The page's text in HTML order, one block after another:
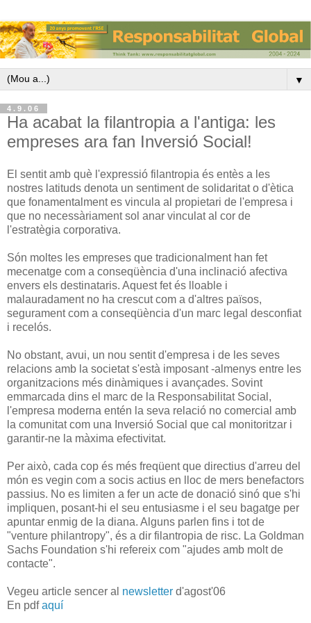
▼
4.9.06
Ha acabat la filantropia a l'antiga: les
empreses ara fan Inversió Social!
El sentit amb què l'expressió filantropia és entès a les
nostres latituds denota un sentiment de solidaritat o d'ètica
que fonamentalment es vincula al propietari de l'empresa i
que no necessàriament sol anar vinculat al cor de
l'estratègia corporativa.
Són moltes les empreses que tradicionalment han fet
mecenatge com a conseqüència d'una inclinació afectiva
envers els destinataris. Aquest fet és lloable i
malauradament no ha crescut com a d'altres països,
segurament com a conseqüència d'un marc legal desconfiat
i recelós.
No obstant, avui, un nou sentit d'empresa i de les seves
relacions amb la societat s'està imposant -almenys entre les
organitzacions més dinàmiques i avançades. Sovint
emmarcada dins el marc de la Responsabilitat Social,
l'empresa moderna entén la seva relació no comercial amb
la comunitat com una Inversió Social que cal monitoritzar i
garantir-ne la màxima efectivitat.
Per això, cada cop és més freqüent que directius d'arreu del
món es vegin com a socis actius en lloc de mers benefactors
passius. No es limiten a fer un acte de donació sinó que s'hi
impliquen, posant-hi el seu entusiasme i el seu bagatge per
apuntar enmig de la diana. Alguns parlen fins i tot de
"venture philantropy", és a dir filantropia de risc. La Goldman
Sachs Foundation s'hi refereix com "ajudes amb molt de
contacte".
Vegeu article sencer al newsletter d'agost'06
En pdfaquí